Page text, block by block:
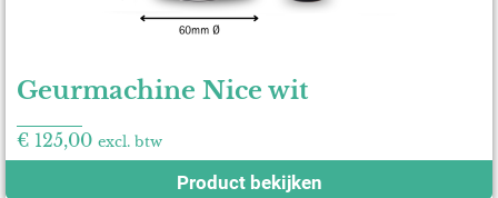
Geurmachine Nice wit
€ 125,00 excl. btw
Product bekijken